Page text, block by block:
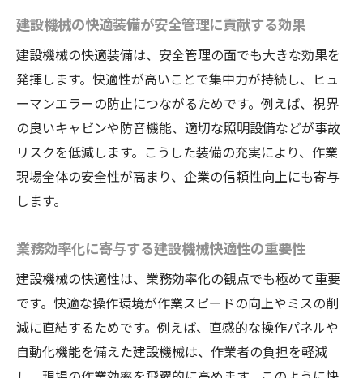
建設機械の快適装備が安全管理に貢献する効果
建設機械の快適装備は、安全管理の面でも大きな効果を
発揮します。快適性が高いことで集中力が持続し、ヒュ
ーマンエラーの防止につながるためです。例えば、視界
の良いキャビンや防音機能、適切な照明設備などが事故
リスクを低減します。こうした装備の充実により、作業
現場全体の安全性が高まり、企業の信頼性向上にも寄与
します。
業務効率化に寄与する建設機械快適性の重要性
建設機械の快適性は、業務効率化の観点でも極めて重要
です。快適な操作環境が作業スピードの向上やミスの削
減に直結するためです。例えば、直感的な操作パネルや
自動化機能を備えた建設機械は、作業者の負担を軽減